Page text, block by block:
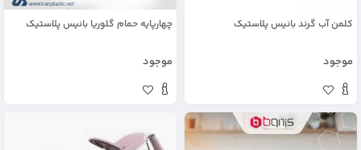
کلمن آب گرند بانیس پلاستیک
موجود
چهارپایه حمام گلوریا بانیس پلاستیک
موجود